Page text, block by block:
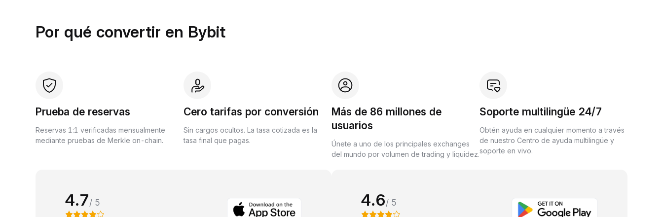
Por qué convertir en Bybit
Prueba de reservas
Reservas 1:1 verificadas mensualmente
mediante pruebas de Merkle on-chain.
Cero tarifas por conversión
Sin cargos ocultos. La tasa cotizada es la
tasa final que pagas.
Más de 86 millones de
usuarios
Únete a uno de los principales exchanges
del mundo por volumen de trading y liquidez.
Soporte multilingüe 24/7
Obtén ayuda en cualquier momento a través
de nuestro Centro de ayuda multilingüe y
soporte en vivo.
4.7/ 5 4.6/ 5